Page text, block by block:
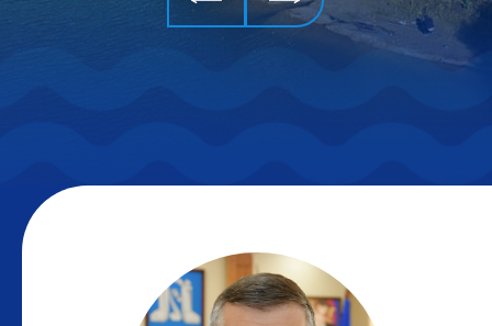
реализуется9 крупных
проектов на общую